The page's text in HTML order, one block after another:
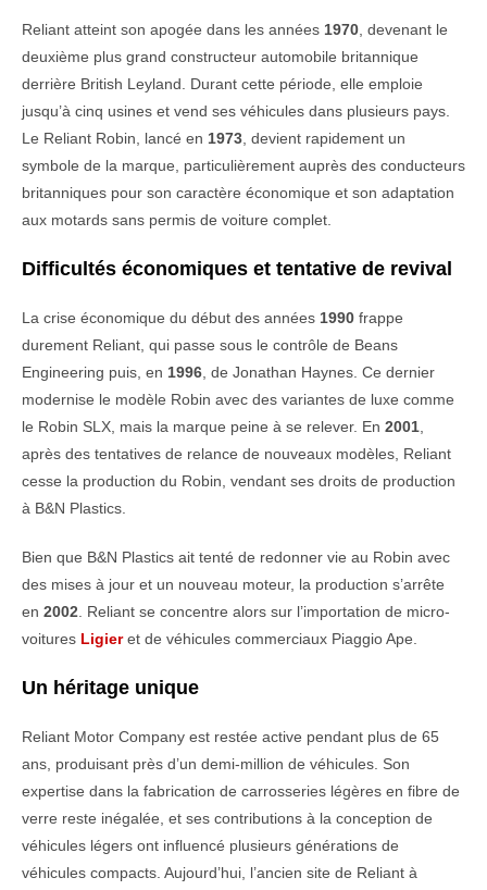
Reliant atteint son apogée dans les années 1970 , devenant le
deuxième plus grand constructeur automobile britannique
derrière British Leyland. Durant cette période, elle emploie
jusqu’à cinq usines et vend ses véhicules dans plusieurs pays.
Le Reliant Robin, lancé en 1973 , devient rapidement un
symbole de la marque, particulièrement auprès des conducteurs
britanniques pour son caractère économique et son adaptation
aux motards sans permis de voiture complet.
Difficultés économiques et tentative de revival
La crise économique du début des années 1990 frappe
durement Reliant, qui passe sous le contrôle de Beans
Engineering puis, en 1996 , de Jonathan Haynes. Ce dernier
modernise le modèle Robin avec des variantes de luxe comme
le Robin SLX, mais la marque peine à se relever. En 2001
après des tentatives de relance de nouveaux modèles, Reliant
cesse la production du Robin, vendant ses droits de production
à B&N Plastics.
Bien que B&N Plastics ait tenté de redonner vie au Robin avec
des mises à jour et un nouveau moteur, la production s’arrête
en 2002 . Reliant se concentre alors sur l’importation de micro-
voitures Ligieret de véhicules commerciaux Piaggio Ape.
Un héritage unique
Reliant Motor Company est restée active pendant plus de 65
ans, produisant près d’un demi-million de véhicules. Son
expertise dans la fabrication de carrosseries légères en fibre de
verre reste inégalée, et ses contributions à la conception de
véhicules légers ont influencé plusieurs générations de
véhicules compacts. Aujourd’hui, l’ancien site de Reliant à